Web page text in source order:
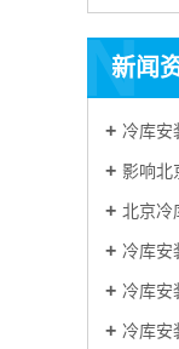
新闻
N
冷库安
影响北
北京冷
冷库安
冷库安
冷库安